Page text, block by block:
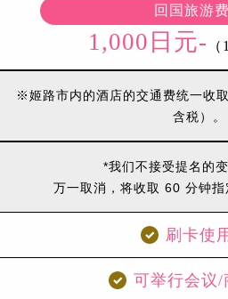
回国旅游
1,000日元-
※姬路市内的酒店的交通费统一收
含税）。
*我们不接受提名的变
万一取消，将收取 60 分钟指
刷卡使
可举行会议/